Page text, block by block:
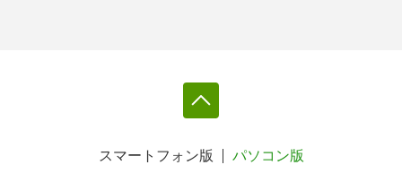
スマートフォン版 パソコン版